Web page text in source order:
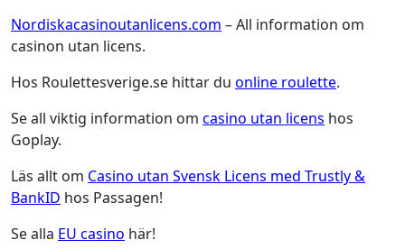
Nordiskacasinoutanlicens.com – All information om
casinon utan licens.
Hos Roulettesverige.se hittar du online roulette.
Se all viktig information om casino utan licens hos
Goplay.
Läs allt om Casino utan Svensk Licens med Trustly &
BankID hos Passagen!
Se alla EU casino här!